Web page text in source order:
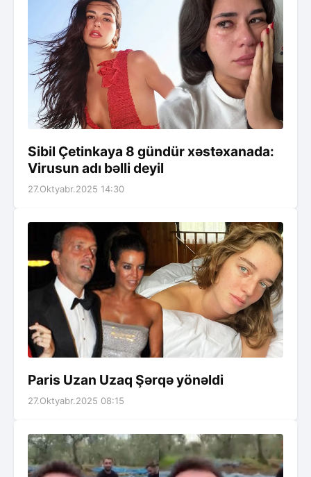
Sibil Çetinkaya 8 gündür xəstəxanada:
Virusun adı bəlli deyil
27.Oktyabr.2025 14:30
Paris Uzan Uzaq Şərqə yönəldi
27.Oktyabr.2025 08:15